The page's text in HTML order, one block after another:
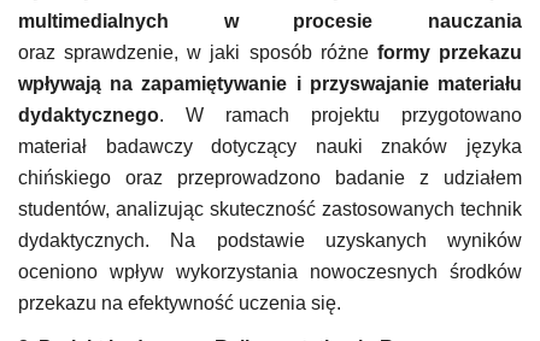
multimedialnych w procesie nauczania
oraz sprawdzenie, w jaki sposób różne formy przekazu
wpływają na zapamiętywanie i przyswajanie materiału
dydaktycznego. W ramach projektu przygotowano
materiał badawczy dotyczący nauki znaków języka
chińskiego oraz przeprowadzono badanie z udziałem
studentów, analizując skuteczność zastosowanych technik
dydaktycznych. Na podstawie uzyskanych wyników
oceniono wpływ wykorzystania nowoczesnych środków
przekazu na efektywność uczenia się.